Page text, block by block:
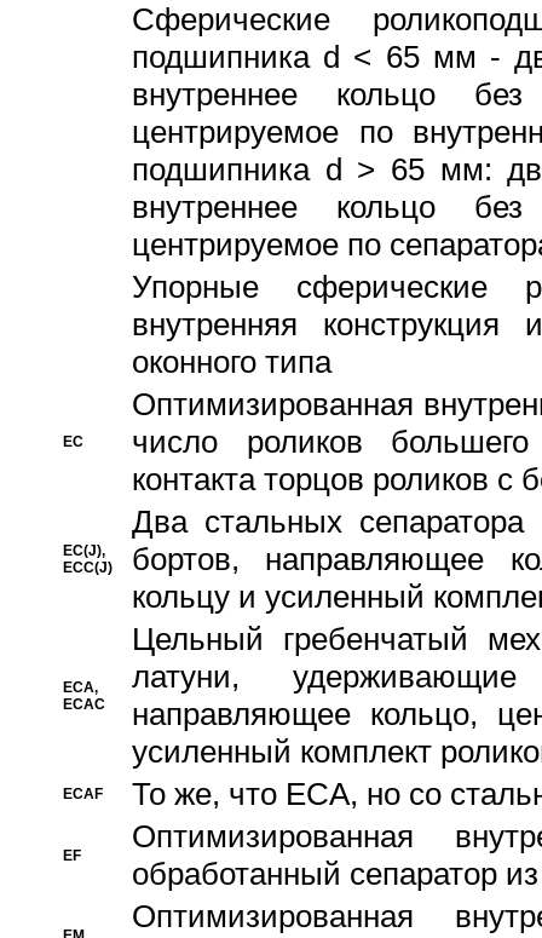
Сферические
подшипника d < 65 мм -
внутреннее кольцо
центрируемое по
подшипника d > 65 мм:
внутреннее кольцо
центрируемое по
Упорные сферические
внутренняя
оконного типа
EC
Oптимизированная
число роликов
контакта торцов роликов с
EC(J),
ECC(J)
Два стальных сепаратора
бортов, направляющее
кольцу и усиленный
ECA,
ECAC
Цельный гребенчатый
латуни,
направляющее кольцо,
усиленный комплект
ECAF То же, что ECA, но со
EF
Оптимизированная
обработанный сепаратор
Оптимизированная